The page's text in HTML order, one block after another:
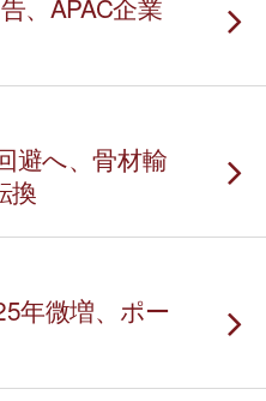
、APAC企業
避へ、骨材輸
換
年微増、ポー